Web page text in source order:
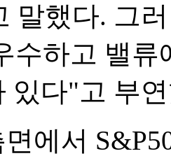
말했다. 그
수하고 밸
있다"고 부
에서